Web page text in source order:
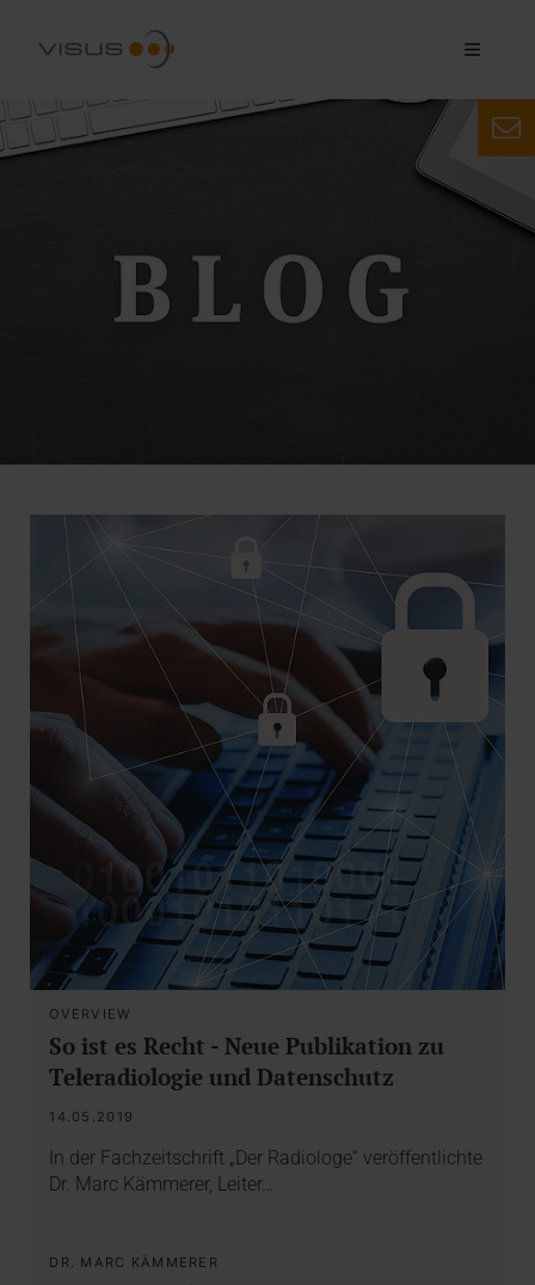
OVERVIEW
So ist es Recht - Neue Publikation zu
Teleradiologie und Datenschutz
14.05.2019
In der Fachzeitschrift „Der Radiologe“ veröffentlichte
Dr. Marc Kämmerer, Leiter…
DR. MARC KÄMMERER